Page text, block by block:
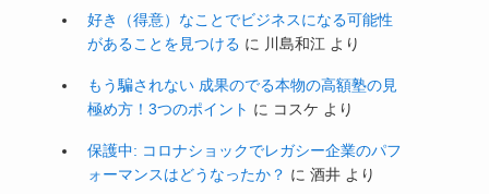
好き（得意）なことでビジネスになる可能性
があることを見つける に 川島和江 より
もう騙されない 成果のでる本物の高額塾の見
極め方！3つのポイント に コスケ より
保護中: コロナショックでレガシー企業のパフ
ォーマンスはどうなったか？ に 酒井 より